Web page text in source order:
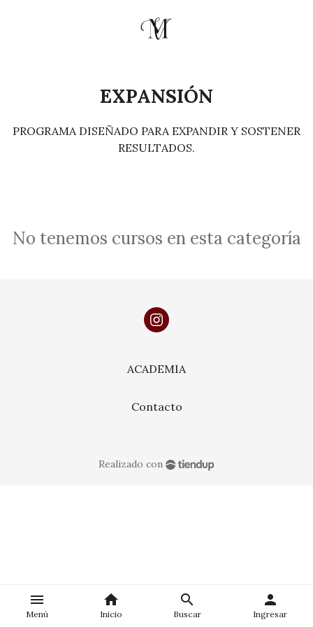
menu
Menú
home
Inicio
search
Buscar
person
Ingresar
EXPANSIÓN
PROGRAMA DISEÑADO PARA EXPANDIR Y SOSTENER
RESULTADOS.
No tenemos cursos en esta categoría
ACADEMIA
Contacto
Realizado con